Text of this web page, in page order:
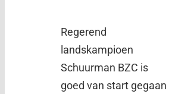
Regerend
landskampioen
Schuurman BZC is
goed van start gegaan